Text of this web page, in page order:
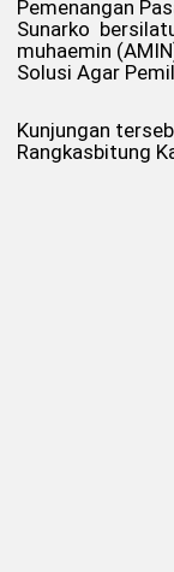
Pemenangan
Sunarko
muhaemin
Solusi Agar
Kunjungan
Rangkasbitung